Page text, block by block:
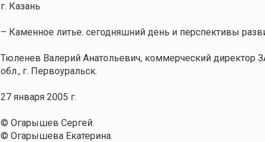
г. Казань
– Каменное литье: сегодняшний день и перспективы
Тюленев Валерий Анатольевич, коммерческий директор
обл., г. Первоуральск.
27 января 2005 г.
© Огарышев Сергей.
© Огарышева Екатерина.